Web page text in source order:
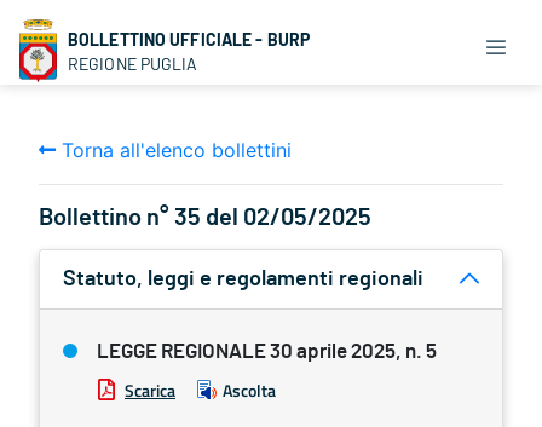
BOLLETTINO UFFICIALE - BURP
REGIONE PUGLIA
Torna all'elenco bollettini
Bollettino n° 35 del 02/05/2025
Statuto, leggi e regolamenti regionali
LEGGE REGIONALE 30 aprile 2025, n. 5
Scarica Ascolta